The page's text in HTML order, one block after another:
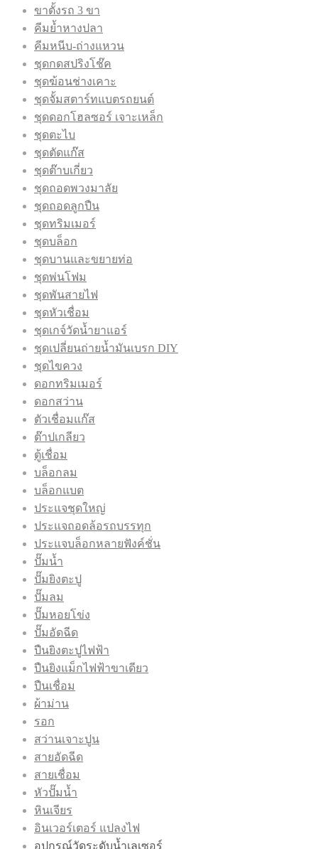
ขาตั้งรถ 3 ขา
คีมย้ำหางปลา
คีมหนีบ-ถ่างแหวน
ชุดกดสปริงโช๊ค
ชุดฆ้อนช่างเคาะ
ชุดจั้มสตาร์ทแบตรถยนต์
ชุดดอกโฮลซอร์ เจาะเหล็ก
ชุดตะไบ
ชุดตัดแก๊ส
ชุดต๊าบเกี่ยว
ชุดถอดพวงมาลัย
ชุดถอดลูกปืน
ชุดทริมเมอร์
ชุดบล็อก
ชุดบานและขยายท่อ
ชุดพ่นโฟม
ชุดพันสายไฟ
ชุดหัวเชื่อม
ชุดเกจ์วัดน้ำยาแอร์
ชุดเปลี่ยนถ่ายน้ำมันเบรก DIY
ชุดไขควง
ดอกทริมเมอร์
ดอกสว่าน
ตัวเชื่อมแก๊ส
ต๊าปเกลียว
ตู้เชื่อม
บล็อกลม
บล็อกแบต
ประแจชุดใหญ่
ประแจถอดล้อรถบรรทุก
ประแจบล็อกหลายฟังค์ชั่น
ปั๊มน้ำ
ปั๊มยิงตะปู
ปั๊มลม
ปั๊มหอยโข่ง
ปั๊มอัดฉีด
ปืนยิงตะปูไฟฟ้า
ปืนยิงแม็กไฟฟ้าขาเดียว
ปืนเชื่อม
ผ้าม่าน
รอก
สว่านเจาะปูน
สายอัดฉีด
สายเชื่อม
หัวปั๊มน้ำ
หินเจียร
อินเวอร์เตอร์ แปลงไฟ
อุปกรณ์วัดระดับน้ำเลเซอร์